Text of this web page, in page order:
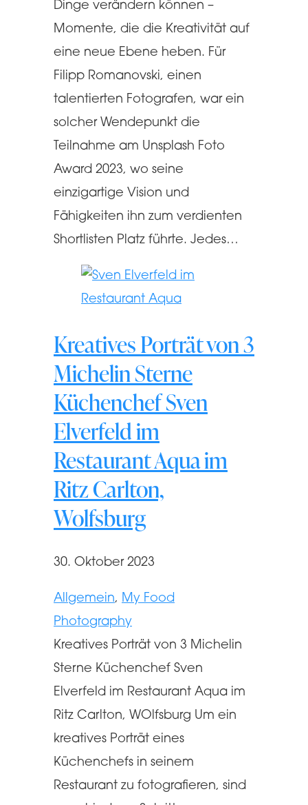
Dinge verändern können –
Momente, die die Kreativität auf
eine neue Ebene heben. Für
Filipp Romanovski, einen
talentierten Fotografen, war ein
solcher Wendepunkt die
Teilnahme am Unsplash Foto
Award 2023, wo seine
einzigartige Vision und
Fähigkeiten ihn zum verdienten
Shortlisten Platz führte. Jedes…
Kreatives Porträt von 3
Michelin Sterne
Küchenchef Sven
Elverfeld im
Restaurant Aqua im
Ritz Carlton,
Wolfsburg
30. Oktober 2023
Allgemein, My Food
Photography
Kreatives Porträt von 3 Michelin
Sterne Küchenchef Sven
Elverfeld im Restaurant Aqua im
Ritz Carlton, WOlfsburg Um ein
kreatives Porträt eines
Küchenchefs in seinem
Restaurant zu fotografieren, sind